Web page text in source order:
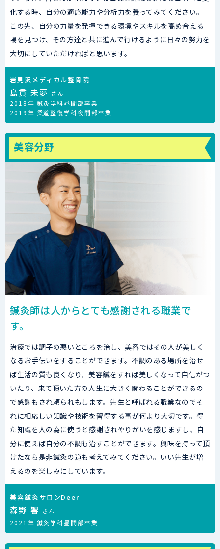
化する時、自分の適応能力や分析力を養ってみてください。
この先、自分の力量を発揮できる環境やスキルを高め合える
場を見つけ、その方達と共に進んで行けるように日々の努力を
大切にしていただければと思います。
岩見沢メディカル整骨院
島貫 未夢 さん
2018年 鍼灸学科昼間部卒業
2019年 柔道整復学科夜間部卒業
美容分野
鍼灸師は人からとても感謝される職業で
す。
治療では調子の悪いところを治し、美容ではその人が美しく
なるお手伝いをすることができます。不調のある場所を治せ
ば生活の質も良くなり、美容鍼をすれば美しくなって自信がつ
いたり、来て頂いた方の人生に大きく関わることができるの
で感謝もされ頼られもします。先生と呼ばれる職業なのでそ
れに相応しい知識や技術を習得する事が何より大切です。得
た知識を人の為に使うと感謝されやりがいを感じますし、自
分に使えば自分の不調も治すことができます。興味を持って頂
けたなら是非鍼灸の道も考えてみてください。いい先生が増
えるのを楽しみにしています。
美容鍼灸サロンDeer
森野 響 さん
2021年 鍼灸学科昼間部卒業